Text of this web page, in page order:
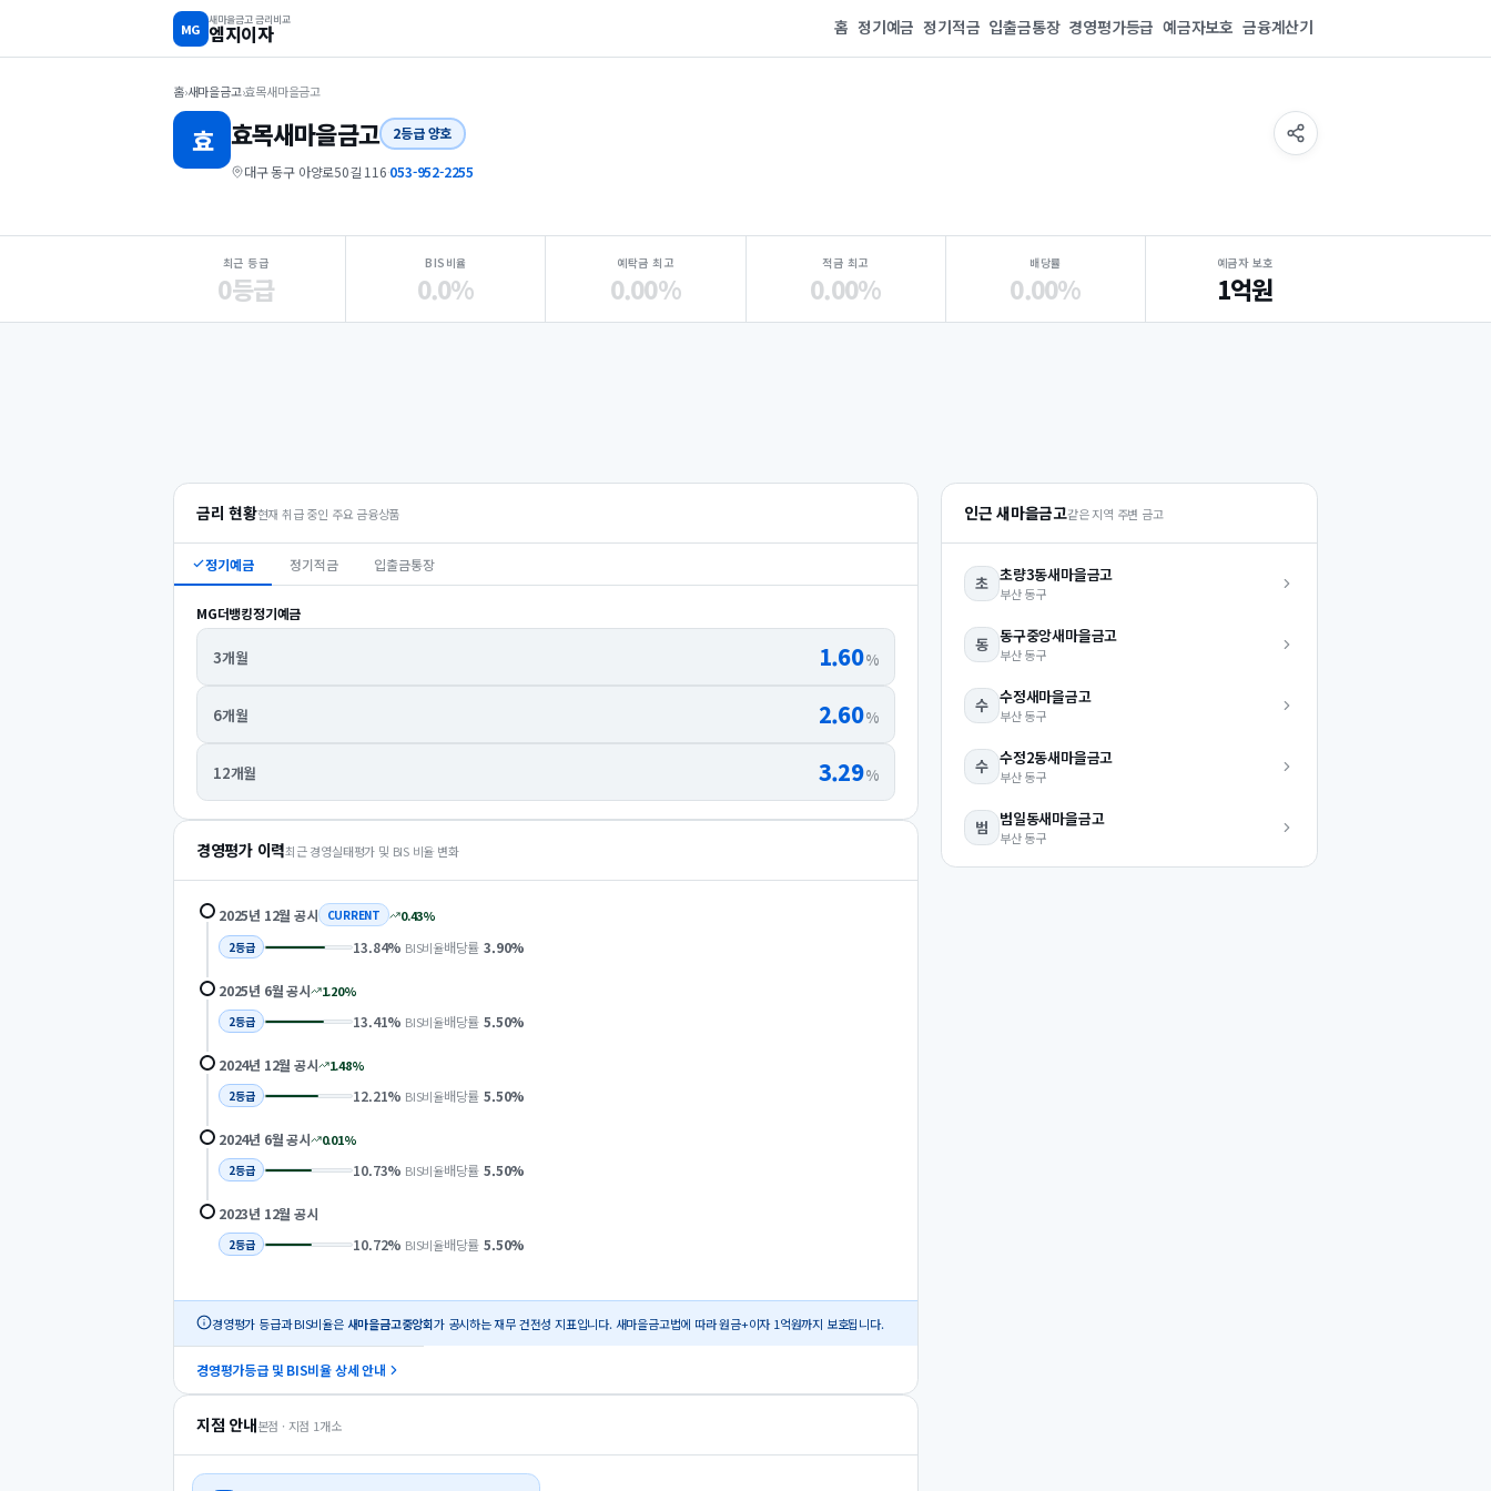
MG
새마을금고 금리비교
엠지이자 홈 정기예금 정기적금 입출금통장 경영평가등급 예금자보호 금융계산기
홈›새마을금고›효목새마을금고
효 효목새마을금고 2등급 양호
대구 동구 아양로50길 116·053-952-2255
최근 등급
0등급
BIS비율
0.0%
예탁금 최고
0.00%
적금 최고
0.00%
배당률
0.00%
예금자 보호
1억원
금리 현황현재 취급 중인 주요 금융상품
정기예금 정기적금 입출금통장
MG더뱅킹정기예금
3개월 1.60%
6개월 2.60%
12개월 3.29%
경영평가 이력최근 경영실태평가 및 BIS 비율 변화
2025년 12월 공시 CURRENT 0.43%
2등급 13.84% BIS비율배당률 3.90%
2025년 6월공시 1.20%
2등급 13.41% BIS비율배당률 5.50%
2024년 12월 공시 1.48%
2등급 12.21% BIS비율배당률 5.50%
2024년 6월공시 0.01%
2등급 10.73% BIS비율배당률 5.50%
2023년 12월 공시
2등급 10.72% BIS비율배당률 5.50%
경영평가 등급과 BIS비율은 새마을금고중앙회가 공시하는 재무 건전성 지표입니다. 새마을금고법에 따라 원금+이자 1억원까지 보호됩니다.
경영평가등급 및 BIS비율 상세 안내
지점 안내본점 · 지점 1개소
인근 새마을금고같은 지역 주변 금고
초 초량3동새마을금고
부산 동구
동 동구중앙새마을금고
부산 동구
수 수정새마을금고
부산 동구
수 수정2동새마을금고
부산 동구
범 범일동새마을금고
부산 동구